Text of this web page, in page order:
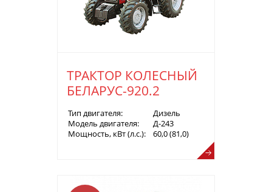
ТРАКТОР КОЛЕСНЫЙ
БЕЛАРУС-920.2
Тип двигателя:
Дизель
Модель двигателя:
Д-243
Мощность, кВт (л.с.):
60,0 (81,0)